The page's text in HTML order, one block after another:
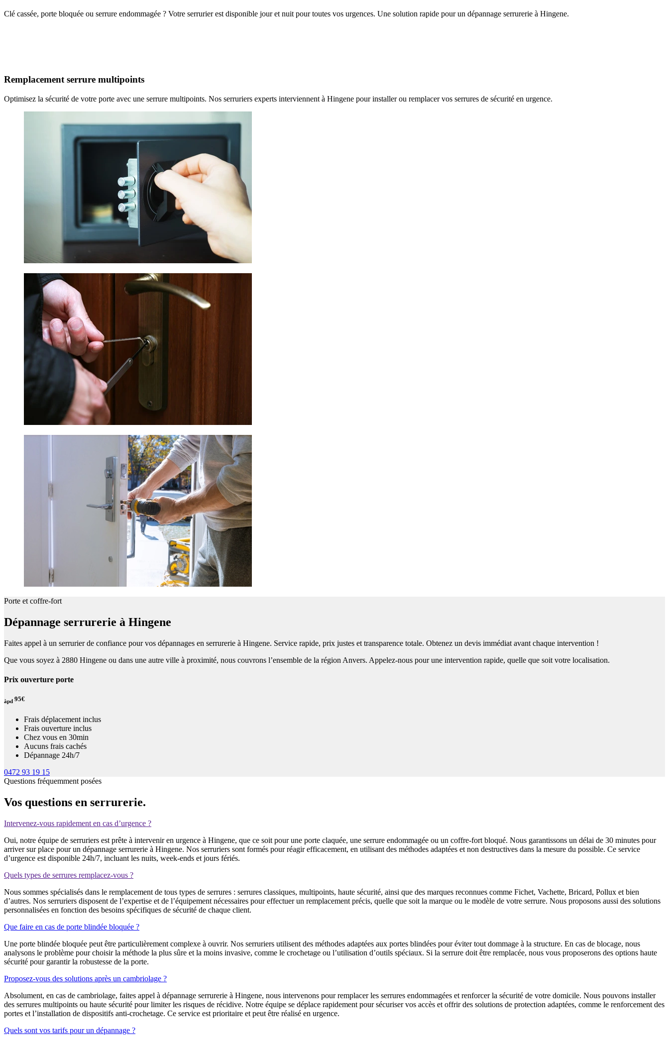
Clé cassée, porte bloquée ou serrure endommagée ? Votre serrurier est disponible jour et nuit pour toutes vos urgences. Une solution rapide pour un dépannage serrurerie à Hingene.
Remplacement serrure multipoints
Optimisez la sécurité de votre porte avec une serrure multipoints. Nos serruriers experts interviennent à Hingene pour installer ou remplacer vos serrures de sécurité en urgence.
Porte et coffre-fort
Dépannage serrurerie à Hingene
Faites appel à un serrurier de confiance pour vos dépannages en serrurerie à Hingene. Service rapide, prix justes et transparence totale. Obtenez un devis immédiat avant chaque intervention !
Que vous soyez à 2880 Hingene ou dans une autre ville à proximité, nous couvrons l’ensemble de la région Anvers. Appelez-nous pour une intervention rapide, quelle que soit votre localisation.
Prix ouverture porte
àpd 95€
Frais déplacement inclus
Frais ouverture inclus
Chez vous en 30min
Aucuns frais cachés
Dépannage 24h/7
0472 93 19 15
Questions fréquemment posées
Vos questions en serrurerie.
Intervenez-vous rapidement en cas d’urgence ?
Oui, notre équipe de serruriers est prête à intervenir en urgence à Hingene, que ce soit pour une porte claquée, une serrure endommagée ou un coffre-fort bloqué. Nous garantissons un délai de 30 minutes pour
arriver sur place pour un dépannage serrurerie à Hingene. Nos serruriers sont formés pour réagir efficacement, en utilisant des méthodes adaptées et non destructives dans la mesure du possible. Ce service
d’urgence est disponible 24h/7, incluant les nuits, week-ends et jours fériés.
Quels types de serrures remplacez-vous ?
Nous sommes spécialisés dans le remplacement de tous types de serrures : serrures classiques, multipoints, haute sécurité, ainsi que des marques reconnues comme Fichet, Vachette, Bricard, Pollux et bien
d’autres. Nos serruriers disposent de l’expertise et de l’équipement nécessaires pour effectuer un remplacement précis, quelle que soit la marque ou le modèle de votre serrure. Nous proposons aussi des solutions
personnalisées en fonction des besoins spécifiques de sécurité de chaque client.
Que faire en cas de porte blindée bloquée ?
Une porte blindée bloquée peut être particulièrement complexe à ouvrir. Nos serruriers utilisent des méthodes adaptées aux portes blindées pour éviter tout dommage à la structure. En cas de blocage, nous
analysons le problème pour choisir la méthode la plus sûre et la moins invasive, comme le crochetage ou l’utilisation d’outils spéciaux. Si la serrure doit être remplacée, nous vous proposerons des options haute
sécurité pour garantir la robustesse de la porte.
Proposez-vous des solutions après un cambriolage ?
Absolument, en cas de cambriolage, faites appel à dépannage serrurerie à Hingene, nous intervenons pour remplacer les serrures endommagées et renforcer la sécurité de votre domicile. Nous pouvons installer
des serrures multipoints ou haute sécurité pour limiter les risques de récidive. Notre équipe se déplace rapidement pour sécuriser vos accès et offrir des solutions de protection adaptées, comme le renforcement des
portes et l’installation de dispositifs anti-crochetage. Ce service est prioritaire et peut être réalisé en urgence.
Quels sont vos tarifs pour un dépannage ?